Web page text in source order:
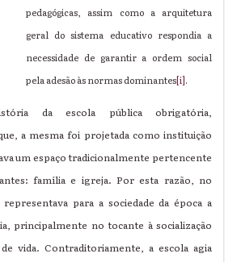
pedagógicas, assim como a arquitetura
geral do sistema educativo respondia a
necessidade de garantir a ordem social
pela adesão às normas dominantes[i].
da escola pública obrigatória,
a mesma foi projetada como instituição
um espaço tradicionalmente pertencente
família e igreja. Por esta razão, no
para a sociedade da época a
principalmente no tocante à socialização
vida. Contraditoriamente, a escola agia